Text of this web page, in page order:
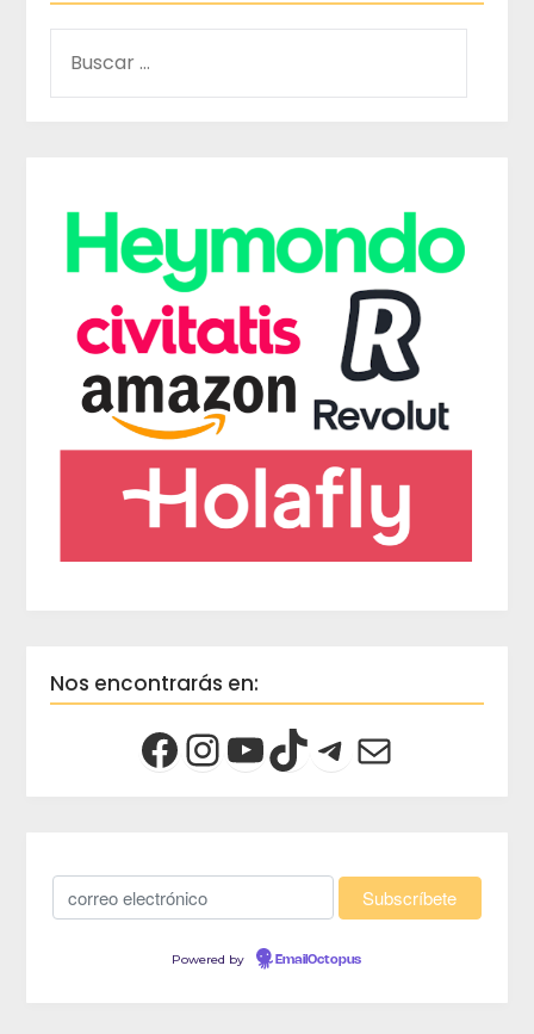
Nos encontrarás en:
Powered by EmailOctopus